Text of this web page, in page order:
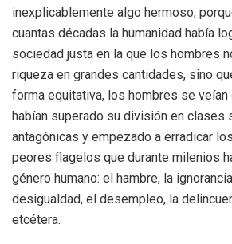
inexplicablemente algo hermoso,
cuantas décadas la humanidad había
sociedad justa en la que los hombres
riqueza en grandes cantidades, sino
forma equitativa, los hombres se veían
habían superado su división en clases
antagónicas y empezado a erradicar
peores flagelos que durante milenios
género humano: el hambre, la
desigualdad, el desempleo, la
etcétera.